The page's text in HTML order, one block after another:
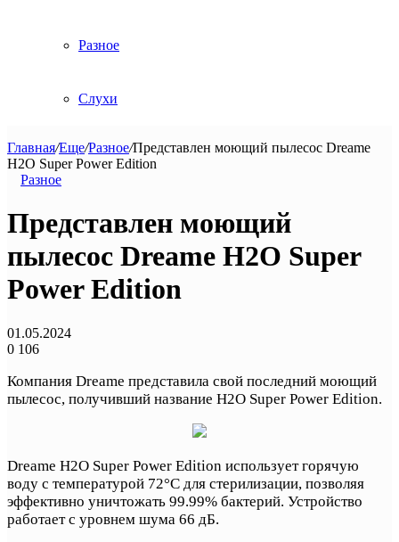
Разное
Слухи
Главная/Еще/Разное/Представлен моющий пылесос Dreame
H2O Super Power Edition
Разное
Представлен моющий
пылесос Dreame H2O Super
Power Edition
01.05.2024
0 106
Компания Dreame представила свой последний моющий
пылесос, получивший название H2O Super Power Edition.
Dreame H2O Super Power Edition использует горячую
воду с температурой 72°C для стерилизации, позволяя
эффективно уничтожать 99.99% бактерий. Устройство
работает с уровнем шума 66 дБ.